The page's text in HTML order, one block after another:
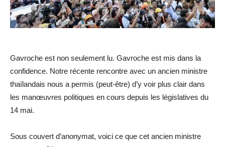
Gavroche est non seulement lu. Gavroche est mis dans la
confidence. Notre récente rencontre avec un ancien ministre
thaïlandais nous a permis (peut-être) d’y voir plus clair dans
les manœuvres politiques en cours depuis les législatives du
14 mai.
Sous couvert d’anonymat, voici ce que cet ancien ministre